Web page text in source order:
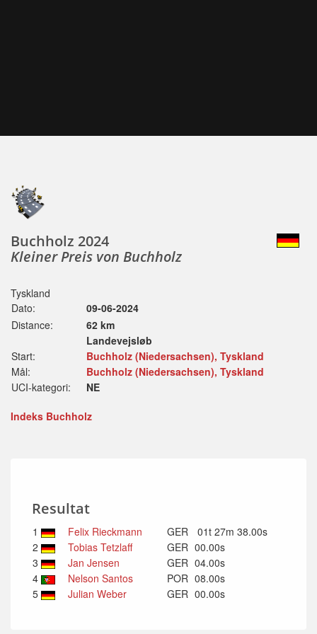
Buchholz 2024
Kleiner Preis von Buchholz
Tyskland
Dato:
09-06-2024
Distance:
62 km
Landevejsløb
Start:
Buchholz (Niedersachsen), Tyskland
Mål:
Buchholz (Niedersachsen), Tyskland
UCI-kategori:
NE
Indeks Buchholz
Resultat
1 Felix Rieckmann GER
01t 27m 38.00s
2
Tobias Tetzlaff GER 00.00s
3
Jan Jensen GER 04.00s
4
Nelson Santos POR 08.00s
5
Julian Weber GER 00.00s